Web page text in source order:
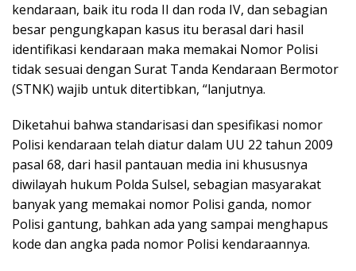
kendaraan, baik itu roda II dan roda IV, dan sebagian
besar pengungkapan kasus itu berasal dari hasil
identifikasi kendaraan maka memakai Nomor Polisi
tidak sesuai dengan Surat Tanda Kendaraan Bermotor
(STNK) wajib untuk ditertibkan, “lanjutnya.
Diketahui bahwa standarisasi dan spesifikasi nomor
Polisi kendaraan telah diatur dalam UU 22 tahun 2009
pasal 68, dari hasil pantauan media ini khususnya
diwilayah hukum Polda Sulsel, sebagian masyarakat
banyak yang memakai nomor Polisi ganda, nomor
Polisi gantung, bahkan ada yang sampai menghapus
kode dan angka pada nomor Polisi kendaraannya.